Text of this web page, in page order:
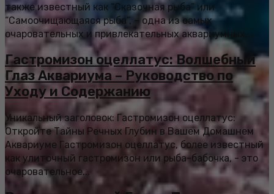
также известный как “Сказочная рыба” или
“Самоочищающаяся рыба”, – одна из самых
очаровательных и привлекательных аквариумных...
Гастромизон оцеллатус: Волшебный
Глаз Аквариума – Руководство по
Уходу и Содержанию
Уникальный заголовок: Гастромизон оцеллатус:
Откройте Тайны Речных Глубин в Вашем Домашнем
Аквариуме Гастромизон оцеллатус, более известный
как улиточный гастромизон или рыба-бабочка, - это
очаровательное...